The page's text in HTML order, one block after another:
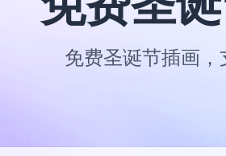
免费圣诞节插画，